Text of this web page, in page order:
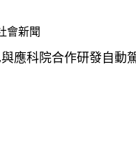
會新聞
應科院合作研發自